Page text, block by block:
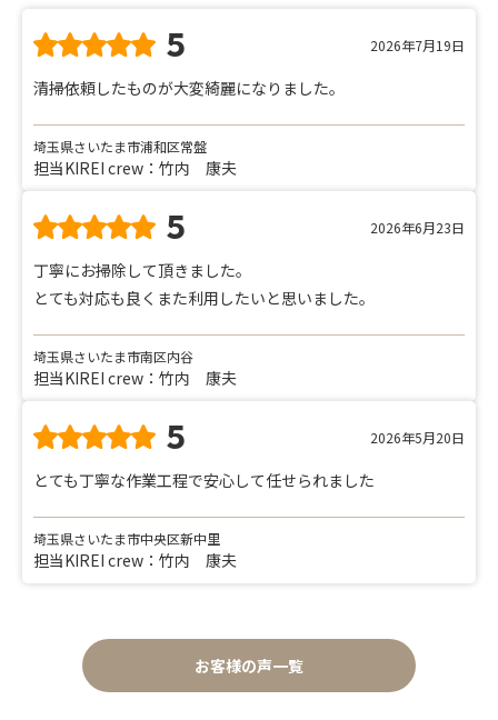
5 2026年7月19日
清掃依頼したものが大変綺麗になりました。
埼玉県さいたま市浦和区常盤
担当KIREI crew：竹内 康夫
5 2026年6月23日
丁寧にお掃除して頂きました。
とても対応も良くまた利用したいと思いました。
埼玉県さいたま市南区内谷
担当KIREI crew：竹内 康夫
5 2026年5月20日
とても丁寧な作業工程で安心して任せられました
埼玉県さいたま市中央区新中里
担当KIREI crew：竹内 康夫
お客様の声一覧